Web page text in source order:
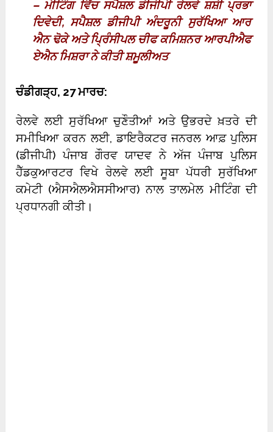
– ਮੀਟਿੰਗ ਵਿੱਚ ਸਪੈਸ਼ਲ ਡੀਜੀਪੀ ਰੇਲਵੇ ਸ਼ਸ਼ੀ ਪ੍ਰਭਾ
ਦਿਵੇਦੀ, ਸਪੈਸ਼ਲ ਡੀਜੀਪੀ ਅੰਦਰੂਨੀ ਸੁਰੱਖਿਆ ਆਰ
ਐਨ ਢੋਕੇ ਅਤੇ ਪ੍ਰਿੰਸੀਪਲ ਚੀਫ ਕਮਿਸ਼ਨਰ ਆਰਪੀਐਫ
ਏਐਨ ਮਿਸ਼ਰਾ ਨੇ ਕੀਤੀ ਸ਼ਮੂਲੀਅਤ
ਚੰਡੀਗੜ੍ਹ, 27 ਮਾਰਚ:
ਰੇਲਵੇ ਲਈ ਸੁਰੱਖਿਆ ਚੁਣੌਤੀਆਂ ਅਤੇ ਉਭਰਦੇ ਖ਼ਤਰੇ ਦੀ
ਸਮੀਖਿਆ ਕਰਨ ਲਈ, ਡਾਇਰੈਕਟਰ ਜਨਰਲ ਆਫ਼ ਪੁਲਿਸ
(ਡੀਜੀਪੀ) ਪੰਜਾਬ ਗੌਰਵ ਯਾਦਵ ਨੇ ਅੱਜ ਪੰਜਾਬ ਪੁਲਿਸ
ਹੈੱਡਕੁਆਰਟਰ ਵਿਖੇ ਰੇਲਵੇ ਲਈ ਸੂਬਾ ਪੱਧਰੀ ਸੁਰੱਖਿਆ
ਕਮੇਟੀ (ਐਸਐਲਐਸਸੀਆਰ) ਨਾਲ ਤਾਲਮੇਲ ਮੀਟਿੰਗ ਦੀ
ਪ੍ਰਧਾਨਗੀ ਕੀਤੀ।